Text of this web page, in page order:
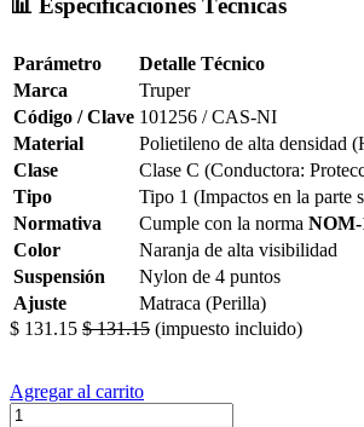
Parámetro
Detalle Técnico
Marca
Truper
Código / Clave 101256 / CAS-NI
Material
Polietileno de alta densidad
Clase
Clase C (Conductora:
Tipo
Tipo 1 (Impactos en la parte
Normativa
Cumple con la norma NOM-
Color
Naranja de alta visibilidad
Suspensión
Nylon de 4 puntos
Ajuste
Matraca (Perilla)
$ 131.15 $131.15 (impuesto incluido)
Agregar al carrito